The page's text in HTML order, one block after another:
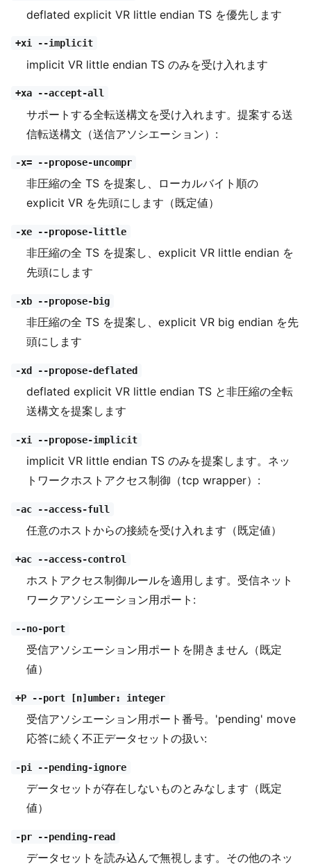
deflated explicit VR little endian TS を優先します
+xi --implicit
implicit VR little endian TS のみを受け入れます
+xa --accept-all
サポートする全転送構文を受け入れます。提案する送
信転送構文（送信アソシエーション）:
-x= --propose-uncompr
非圧縮の全 TS を提案し、ローカルバイト順の
explicit VR を先頭にします（既定値）
-xe --propose-little
非圧縮の全 TS を提案し、explicit VR little endian を
先頭にします
-xb --propose-big
非圧縮の全 TS を提案し、explicit VR big endian を先
頭にします
-xd --propose-deflated
deflated explicit VR little endian TS と非圧縮の全転
送構文を提案します
-xi --propose-implicit
implicit VR little endian TS のみを提案します。ネッ
トワークホストアクセス制御（tcp wrapper）:
-ac --access-full
任意のホストからの接続を受け入れます（既定値）
+ac --access-control
ホストアクセス制御ルールを適用します。受信ネット
ワークアソシエーション用ポート:
--no-port
受信アソシエーション用ポートを開きません（既定
値）
+P --port [n]umber: integer
受信アソシエーション用ポート番号。'pending' move
応答に続く不正データセットの扱い:
-pi --pending-ignore
データセットが存在しないものとみなします（既定
値）
-pr --pending-read
データセットを読み込んで無視します。その他のネッ